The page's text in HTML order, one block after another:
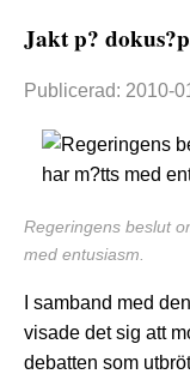
Jakt p?
Publicerad: 2010-
Regeringens beslut
med entusiasm.
I samband med
visade det sig att
debatten som